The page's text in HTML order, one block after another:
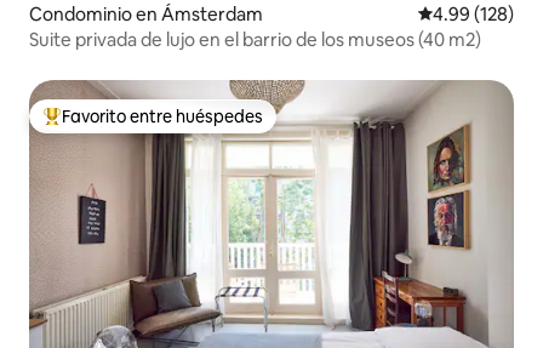
Condominio en Ámsterdam Calificación
4.99 (128)
Suite privada de lujo en el barrio de los museos (40 m2)
De los mejores en Favorito entre huéspedes
Favorito entre huéspedes